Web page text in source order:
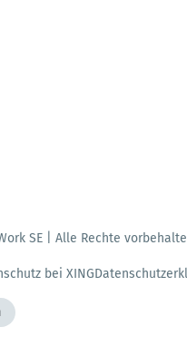
SE | Alle Rechte
bei XING